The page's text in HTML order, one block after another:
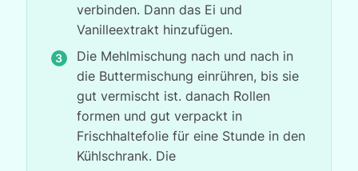
verbinden. Dann das Ei und
Vanilleextrakt hinzufügen.
Die Mehlmischung nach und nach in
die Buttermischung einrühren, bis sie
gut vermischt ist. danach Rollen
formen und gut verpackt in
Frischhaltefolie für eine Stunde in den
Kühlschrank. Die